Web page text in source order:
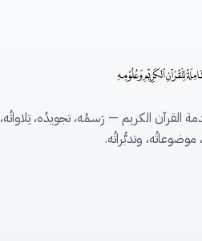
القرآن الكريم — رَسمُه، تجويدُه، تِلاواتُه،
موضوعاتُه، وتدبُّراتُه.